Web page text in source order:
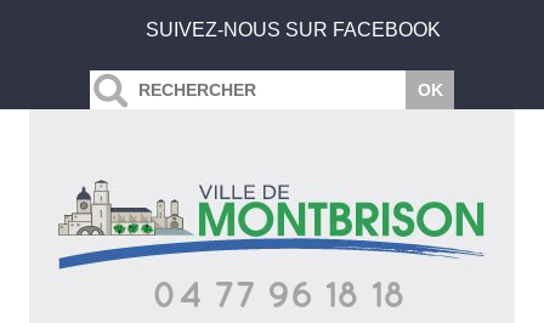
SUIVEZ-NOUS SUR FACEBOOK